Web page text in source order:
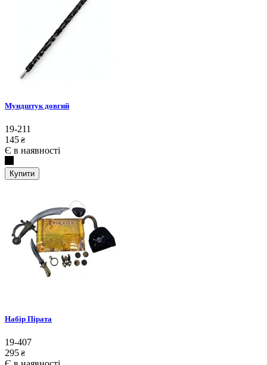
Мундштук довгий
19-211
145 ₴
Є в наявності
Купити
Набір Пірата
19-407
295 ₴